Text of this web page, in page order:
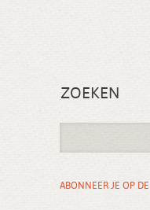
ZOEKEN
ABONNEER JE OP